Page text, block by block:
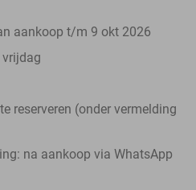
aankoop t/m 9 okt 2026
reserveren (onder vermelding
na aankoop via WhatsApp